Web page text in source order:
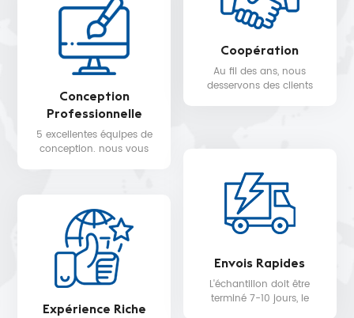
Conception
Professionnelle
5 excellentes équipes de
conception. nous vous
Coopération
Au fil des ans, nous
desservons des clients
Expérience Riche
Envois Rapides
L'échantillon doit être
terminé 7-10 jours, le